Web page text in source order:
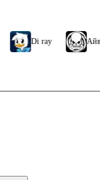
Di ray Айвори